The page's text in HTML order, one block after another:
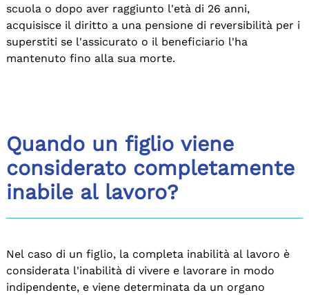
scuola o dopo aver raggiunto l'età di 26 anni,
acquisisce il diritto a una pensione di reversibilità per i
superstiti se l'assicurato o il beneficiario l'ha
mantenuto fino alla sua morte.
Quando un figlio viene
considerato completamente
inabile al lavoro?
Nel caso di un figlio, la completa inabilità al lavoro è
considerata l'inabilità di vivere e lavorare in modo
indipendente, e viene determinata da un organo